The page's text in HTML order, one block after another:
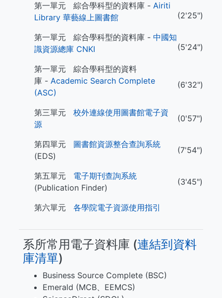
第一單元 綜合學科型的資料庫 - Airiti
Library 華藝線上圖書館
(2'25")
第一單元 綜合學科型的資料庫 - 中國知
識資源總庫 CNKI
(5'24")
第一單元 綜合學科型的資料
庫 - Academic Search Complete
(ASC)
(6'32")
第三單元 校外連線使用圖書館電子資
源
(0'57")
第四單元 圖書館資源整合查詢系統
(EDS)
(7'54")
第五單元 電子期刊查詢系統
(Publication Finder)
(3'45")
第六單元 各學院電子資源使用指引
系所常用電子資料庫 (​​​連結到資料
庫清單)
Business Source Complete (BSC)
Emerald (MCB、EEMCS)